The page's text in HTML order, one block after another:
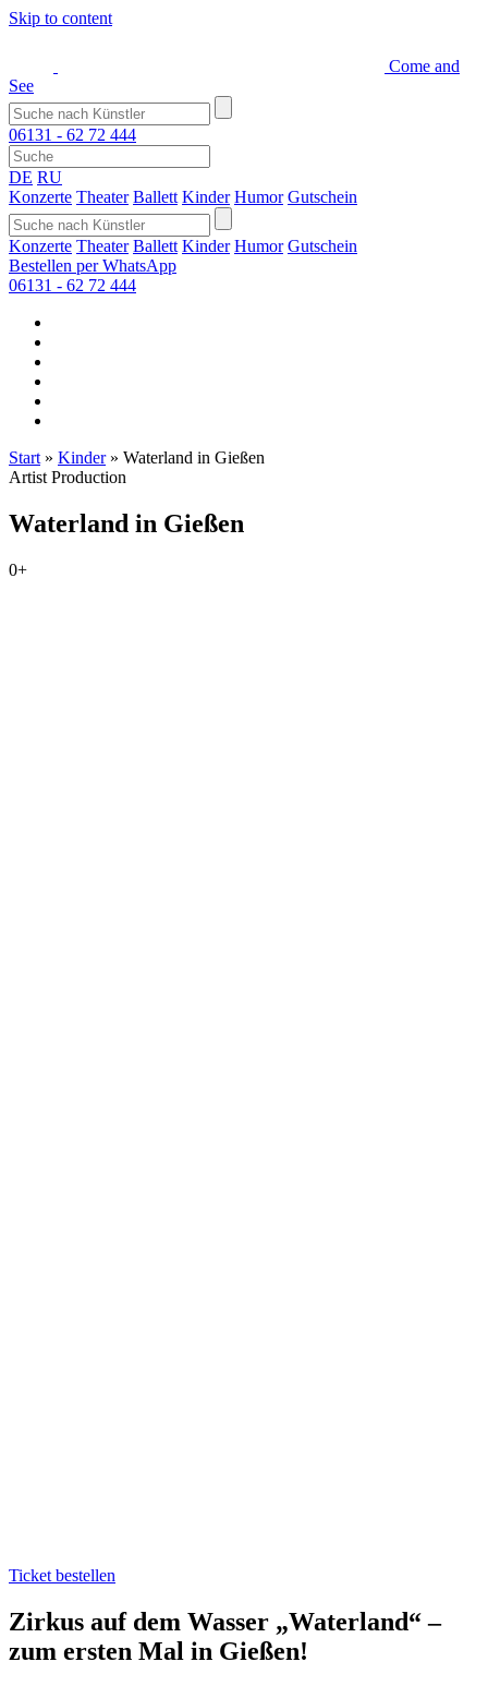
Skip to content
Come and
See
06131 - 62 72 444
DE RU
Konzerte Theater Ballett Kinder Humor Gutschein
Konzerte Theater Ballett Kinder Humor Gutschein
Bestellen per WhatsApp
06131 - 62 72 444
Start » Kinder» Waterland in Gießen
Artist Production
Waterland in Gießen
0+
Ticket bestellen
Zirkus auf dem Wasser „Waterland“ –
zum ersten Mal in Gießen!